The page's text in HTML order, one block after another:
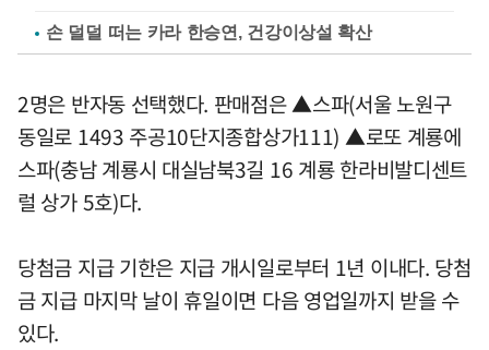
손 덜덜 떠는 카라 한승연, 건강이상설 확산
2명은 반자동 선택했다. 판매점은 ▲스파(서울 노원구
동일로 1493 주공10단지종합상가111) ▲로또 계룡에
스파(충남 계룡시 대실남북3길 16 계룡 한라비발디센트
럴 상가 5호)다.
당첨금 지급 기한은 지급 개시일로부터 1년 이내다. 당첨
금 지급 마지막 날이 휴일이면 다음 영업일까지 받을 수
있다.